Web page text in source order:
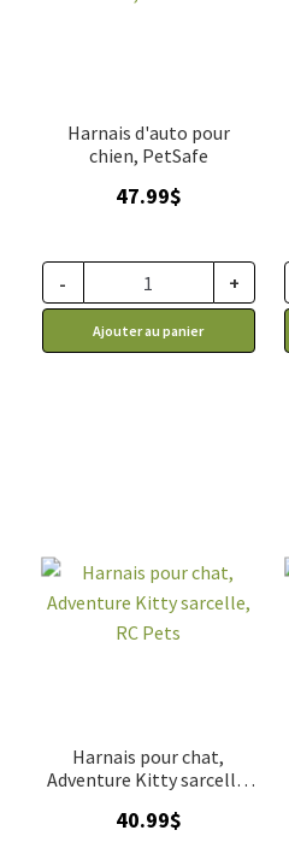
Harnais d'auto pour
chien, PetSafe
47.99$
- +
Ajouter au panier
Harnais pour chat,
Adventure Kitty sarcelle,
40.99$